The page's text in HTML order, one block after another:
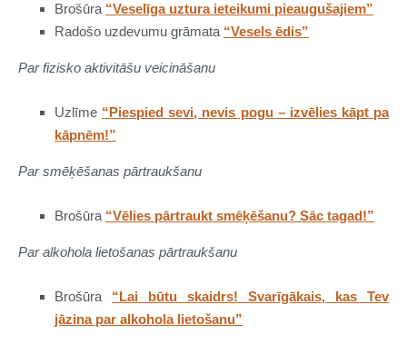
Brošūra “Veselīga uztura ieteikumi pieaugušajiem”
Radošo uzdevumu grāmata “Vesels ēdis”
Par fizisko aktivitāšu veicināšanu
Uzlīme “Piespied sevi, nevis pogu – izvēlies kāpt pa
kāpnēm!”
Par smēķēšanas pārtraukšanu
Brošūra “Vēlies pārtraukt smēķēšanu? Sāc tagad!”
Par alkohola lietošanas pārtraukšanu
Brošūra “Lai būtu skaidrs! Svarīgākais, kas Tev
jāzina par alkohola lietošanu”